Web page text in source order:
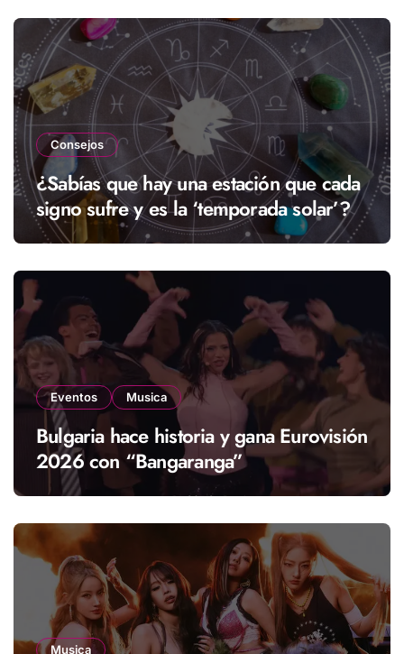
Consejos
¿Sabías que hay una estación que cada
signo sufre y es la ‘temporada solar’?
Eventos Musica
Bulgaria hace historia y gana Eurovisión
2026 con “Bangaranga”
Musica